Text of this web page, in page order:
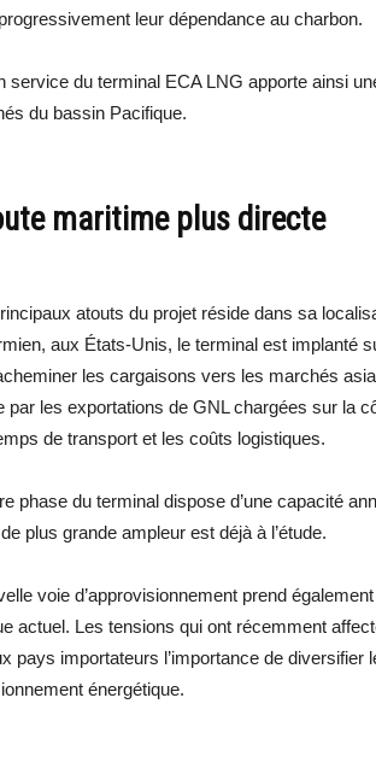
leur dépendance au charbon.
service du terminal ECA LNG apporte ainsi
du bassin Pacifique.
maritime plus directe
atouts du projet réside dans sa
aux États-Unis, le terminal est implanté
les cargaisons vers les marchés
par les exportations de GNL chargées sur la
de transport et les coûts logistiques.
phase du terminal dispose d’une capacité
plus grande ampleur est déjà à l’étude.
voie d’approvisionnement prend
actuel. Les tensions qui ont récemment
pays importateurs l’importance de
énergétique.